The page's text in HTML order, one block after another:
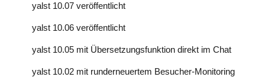
yalst 10.07 veröffentlicht
yalst 10.06 veröffentlicht
yalst 10.05 mit Übersetzungsfunktion direkt im Chat
yalst 10.02 mit runderneuertem Besucher-Monitoring